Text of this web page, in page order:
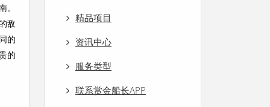
。
敌
的
的
精品项目
资讯中心
服务类型
联系赏金船长APP